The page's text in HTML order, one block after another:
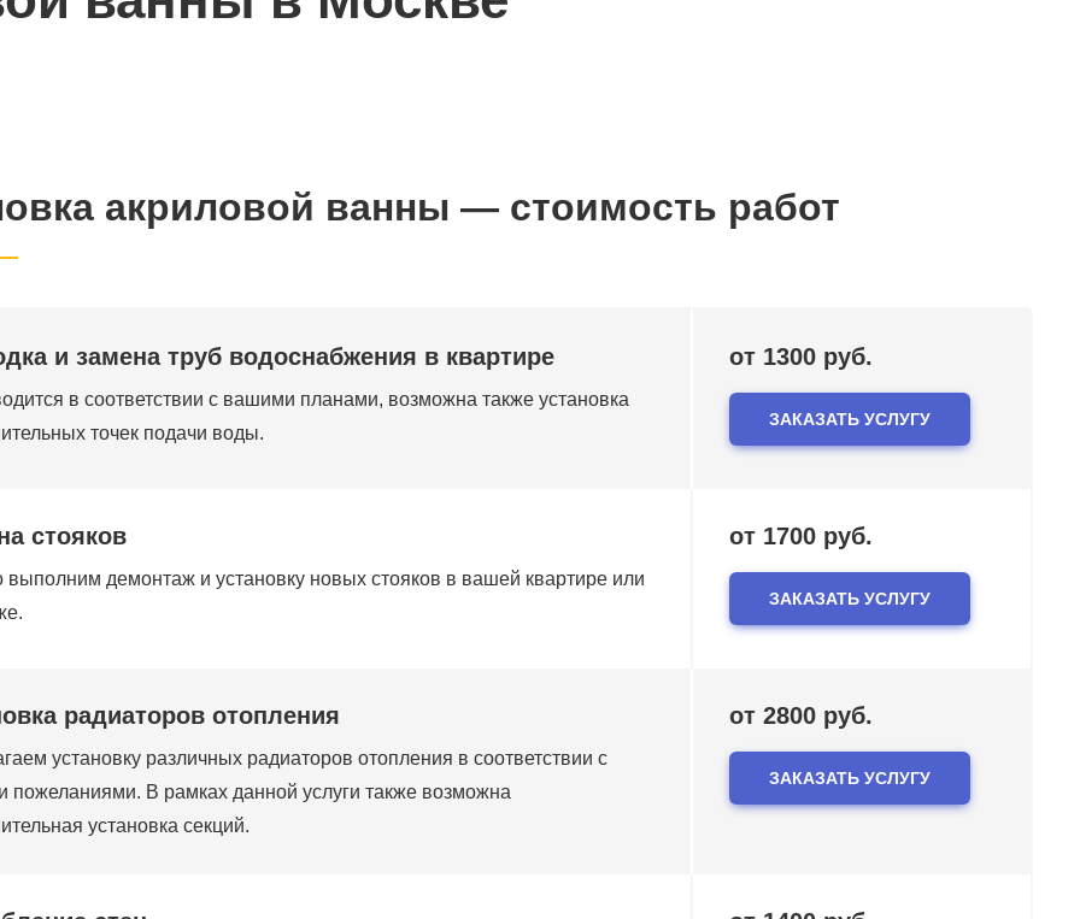
акриловой ванны — стоимость работ
и замена труб водоснабжения в квартире
в соответствии с вашими планами, возможна также установка
точек подачи воды.
от 1300 руб.
ЗАКАЗАТЬ УСЛУГУ
стояков
выполним демонтаж и установку новых стояков в вашей квартире или
от 1700 руб.
ЗАКАЗАТЬ УСЛУГУ
радиаторов отопления
установку различных радиаторов отопления в соответствии с
пожеланиями. В рамках данной услуги также возможна
установка секций.
от 2800 руб.
ЗАКАЗАТЬ УСЛУГУ